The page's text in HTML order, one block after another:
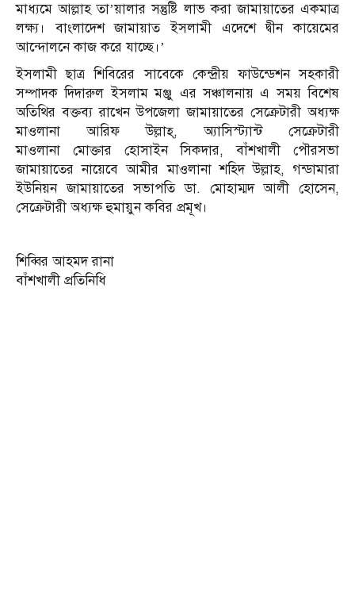
মাধ্যমে আল্লাহ তা’য়ালার সন্তুষ্টি লাভ করা জামায়াতের একমাত্র
লক্ষ্য। বাংলাদেশ জামায়াত ইসলামী এদেশে দ্বীন কায়েমের
আন্দোলনে কাজ করে যাচ্ছে।’
ইসলামী ছাত্র শিবিরের সাবেকে কেন্দ্রীয় ফাউন্ডেশন সহকারী
সম্পাদক দিদারুল ইসলাম মঞ্জু এর সঞ্চালনায় এ সময় বিশেষ
অতিথির বক্তব্য রাখেন উপজেলা জামায়াতের সেক্রেটারী অধ্যক্ষ
মাওলানা আরিফ উল্লাহ্, অ্যাসিস্ট্যান্ট সেক্রেটারী
মাওলানা মোক্তার হোসাইন সিকদার, বাঁশখালী পৌরসভা
জামায়াতের নায়েবে আমীর মাওলানা শহিদ উল্লাহ, গন্ডামারা
ইউনিয়ন জামায়াতের সভাপতি ডা. মোহাম্মদ আলী হোসেন,
সেক্রেটারী অধ্যক্ষ হুমায়ুন কবির প্রমূখ।
শিব্বির আহমদ রানা
বাঁশখালী প্রতিনিধি